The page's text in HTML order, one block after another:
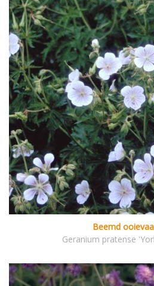
Beemd
Geranium pratense